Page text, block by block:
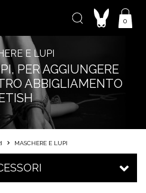
0
E LUPI
PER AGGIUNGERE
ABBIGLIAMENTO
MASCHERE E LUPI